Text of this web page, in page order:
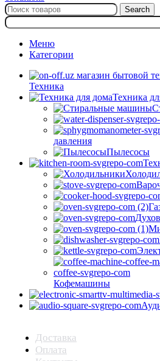
Search
Меню
Категории
Техника
Техника
давления
Пылесосы
Кофемашины
Доставка
Оплата